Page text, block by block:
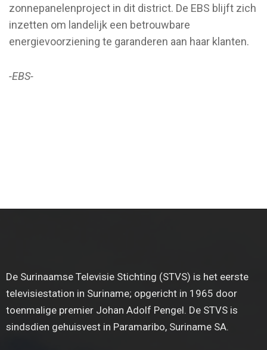
zonnepanelenproject in dit district. De EBS blijft zich
inzetten om landelijk een betrouwbare
energievoorziening te garanderen aan haar klanten.
-EBS-
De Surinaamse Televisie Stichting (STVS) is het eerste
televisiestation in Suriname; opgericht in 1965 door
toenmalige premier Johan Adolf Pengel. De STVS is
sindsdien gehuisvest in Paramaribo, Suriname SA.